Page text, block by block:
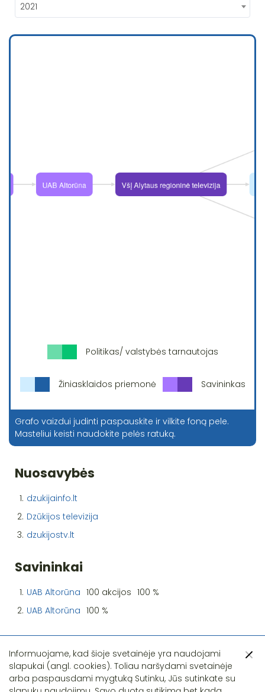
2021
Politikas/ valstybės tarnautojas
Žiniasklaidos priemonė Savininkas
Grafo vaizdui judinti paspauskite ir vilkite foną pele.
Masteliui keisti naudokite pelės ratuką.
Nuosavybės
1. dzukijainfo.lt
2. Dzūkijos televizija
3. dzukijostv.lt
Savininkai
1. UAB Altorūna 100 akcijos 100 %
2. UAB Altorūna 100 %
Informuojame, kad šioje svetainėje yra naudojami
slapukai (angl. cookies). Toliau naršydami svetainėje
arba paspausdami mygtuką Sutinku, Jūs sutinkate su